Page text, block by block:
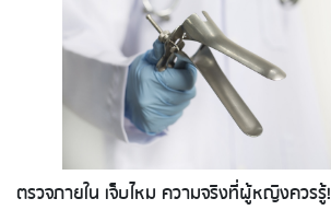
ตรวจภายใน เจ็บไหม ความจริงที่ผู้หญิงควรรู้!